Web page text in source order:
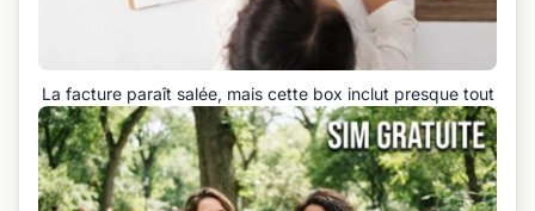
La facture paraît salée, mais cette box inclut presque tout